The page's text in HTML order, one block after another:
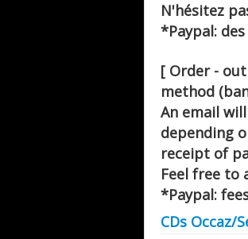
N'hésitez
*Paypal:
[ Order -
method
An email
depending
receipt of
Feel free to
*Paypal:
CDs Occaz/